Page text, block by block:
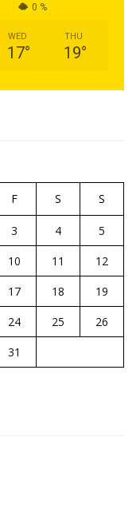
0 %
WED
17°
THU
19°
F S S
3 4
5
10 11
12
17 18
19
24 25
26
31